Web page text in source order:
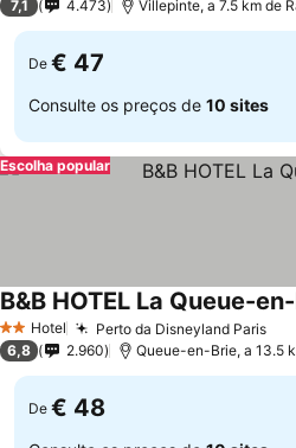
7,1 4.473 Villepinte, a 7.5 km de
De € 47
Consulte os preços de 10 sites
Escolha popular
2 Estrelas
Hotel Perto da Disneyland Paris
B&B HOTEL La Queue-
6,8 2.960 Queue-en-Brie, a 13.5
De € 48